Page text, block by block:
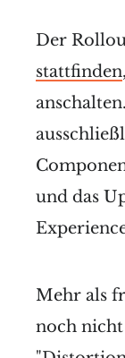
Der
stattfinden
und das
Mehr als
noch